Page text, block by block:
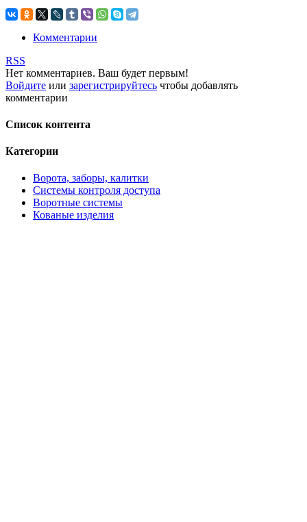
Комментарии
RSS
Нет комментариев. Ваш будет первым!
Войдите или зарегистрируйтесь чтобы добавлять
комментарии
Список контента
Категории
Ворота, заборы, калитки
Системы контроля доступа
Воротные системы
Кованые изделия